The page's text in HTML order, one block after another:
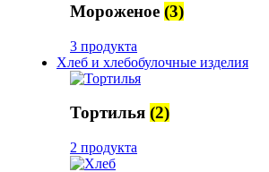
Мороженое (3)
3 продукта
Хлеб и хлебобулочные изделия
Тортилья (2)
2 продукта